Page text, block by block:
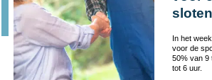
In het
voor de
50% van 9
tot 6 uur.